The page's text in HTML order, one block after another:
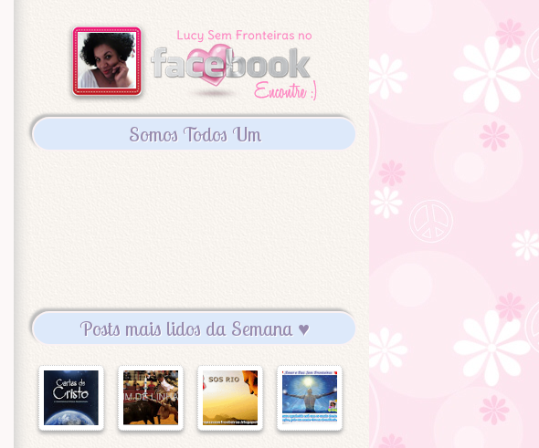
Somos Todos Um
Posts mais lidos da Semana ♥